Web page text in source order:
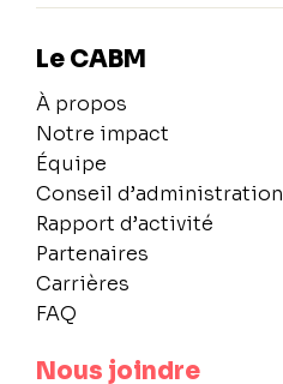
Le CABM
À propos
Notre impact
Équipe
Conseil d’administration
Rapport d’activité
Partenaires
Carrières
FAQ
Nous joindre